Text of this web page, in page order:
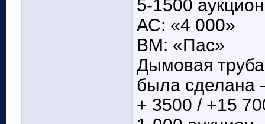
5-1500
АС: «4 000»
ВМ: «Пас»
Дымовая труба
была сделана
+ 3500 / +15